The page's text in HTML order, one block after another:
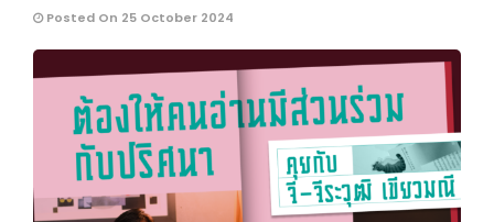
Posted On 25 October 2024